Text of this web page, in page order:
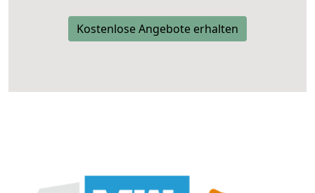
Kostenlose Angebote erhalten